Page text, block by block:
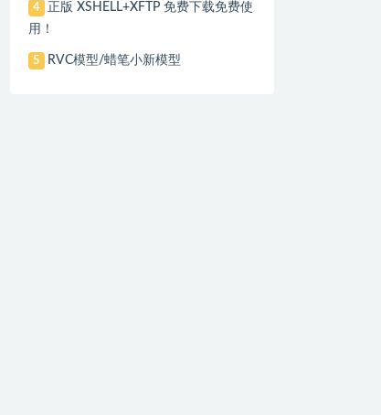
4
正版 XSHELL+XFTP 免费下载免费使
用！
5 RVC模型/蜡笔小新模型